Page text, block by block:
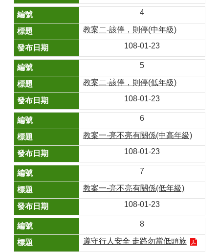
4
教案二-該停，則停(中年級)
108-01-23
5
教案二-該停，則停(低年級)
108-01-23
6
教案一-亮不亮有關係(中高年級)
108-01-23
7
教案一-亮不亮有關係(低年級)
108-01-23
8
遵守行人安全 走路勿當低頭族